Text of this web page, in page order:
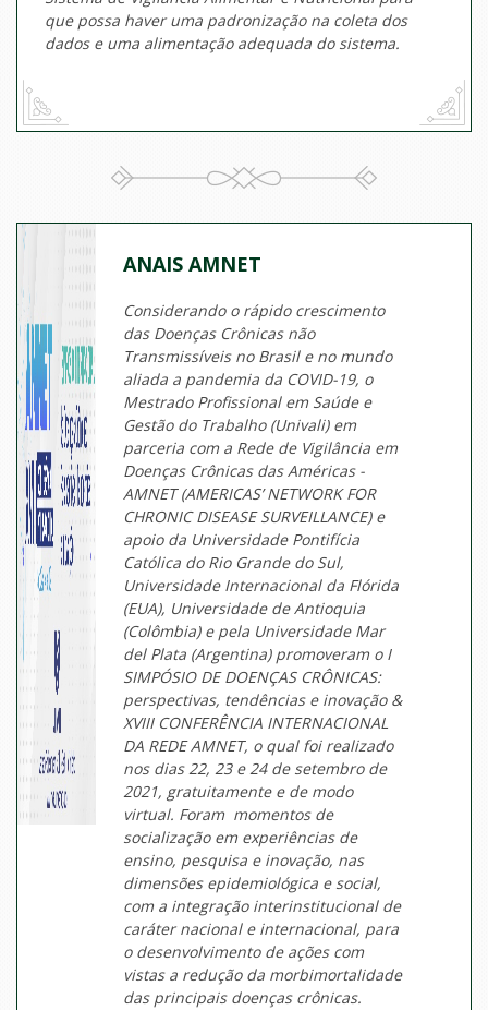
que possa haver uma padronização na coleta dos
dados e uma alimentação adequada do sistema.
ANAIS AMNET
Considerando o rápido crescimento
das Doenças Crônicas não
Transmissíveis no Brasil e no mundo
aliada a pandemia da COVID-19, o
Mestrado Profissional em Saúde e
Gestão do Trabalho (Univali) em
parceria com a Rede de Vigilância em
Doenças Crônicas das Américas -
AMNET (AMERICAS’ NETWORK FOR
CHRONIC DISEASE SURVEILLANCE) e
apoio da Universidade Pontifícia
Católica do Rio Grande do Sul,
Universidade Internacional da Flórida
(EUA), Universidade de Antioquia
(Colômbia) e pela Universidade Mar
del Plata (Argentina) promoveram o I
SIMPÓSIO DE DOENÇAS CRÔNICAS:
perspectivas, tendências e inovação &
XVIII CONFERÊNCIA INTERNACIONAL
DA REDE AMNET, o qual foi realizado
nos dias 22, 23 e 24 de setembro de
2021, gratuitamente e de modo
virtual. Foram momentos de
socialização em experiências de
ensino, pesquisa e inovação, nas
dimensões epidemiológica e social,
com a integração interinstitucional de
caráter nacional e internacional, para
o desenvolvimento de ações com
vistas a redução da morbimortalidade
das principais doenças crônicas.